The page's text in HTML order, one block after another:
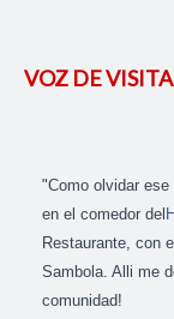
VOZ DE
"Como olvidar ese
en el comedor del
Restaurante, con
Sambola. Alli me
comunidad!